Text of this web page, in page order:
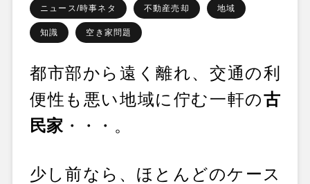
ニュース/時事ネタ 不動産売却 地域
知識 空き家問題
都市部から遠く離れ、交通の利
便性も悪い地域に佇む一軒の古
民家 ・・・。
少し前なら、ほとんどのケース